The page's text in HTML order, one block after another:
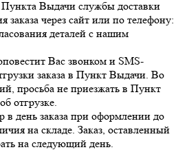
Выдачи службы доставки
заказа через сайт или по телефону:
деталей с нашим
Вас звонком и SMS-
заказа в Пункт Выдачи. Во
просьба не приезжать в Пункт
отгрузке
в день заказа при оформлении до
на складе. Заказ, оставленный
на следующий день.